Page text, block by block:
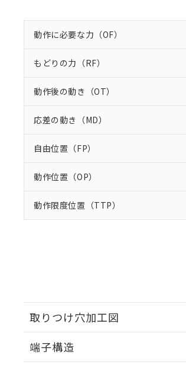
動作に必要な力（OF）
もどりの力（RF）
動作後の動き（OT）
応差の動き（MD）
自由位置（FP）
動作位置（OP）
動作限度位置（TTP）
取りつけ穴加工図
端子構造